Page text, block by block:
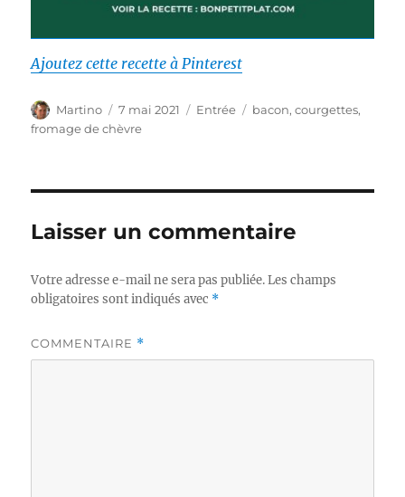
Ajoutez cette recette à Pinterest
Auteur
Martino
Publié
le
7 mai 2021 Catégories
Entrée Étiquettes
bacon,courgettes,
fromage de chèvre
Laisser un commentaire
Votre adresse e-mail ne sera pas publiée. Les champs
obligatoires sont indiqués avec *
COMMENTAIRE *